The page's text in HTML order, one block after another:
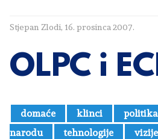
Stjepan Zlodi, 16. prosinca 2007.
OLPC i
domaće klinci politika
narodu
tehnologije vizije